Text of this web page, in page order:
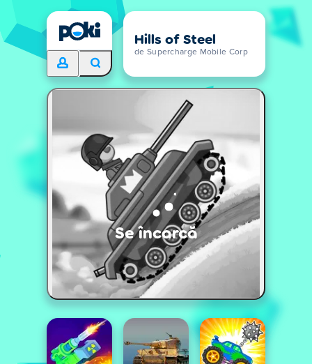
Hills of Steel
de Supercharge Mobile Corp
Se încarcă